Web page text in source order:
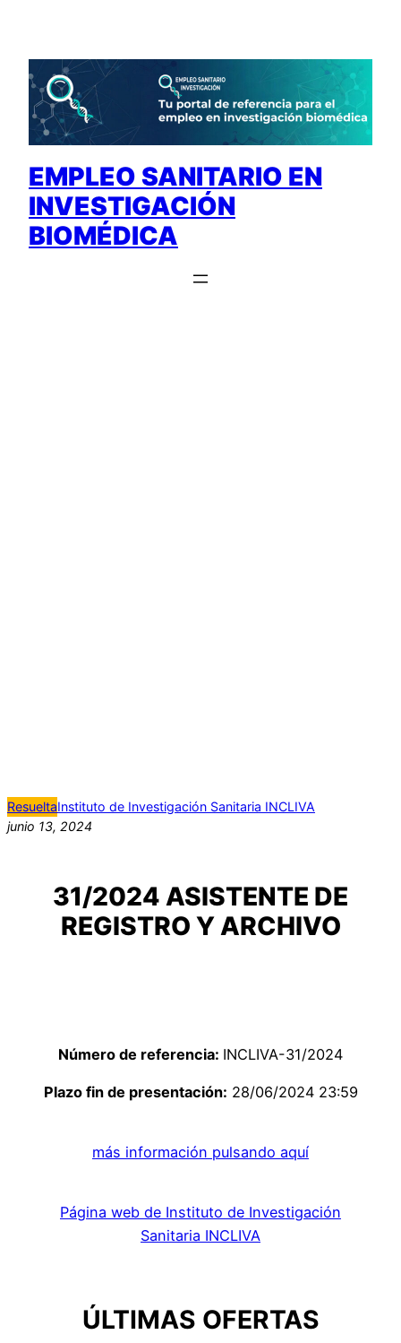
contenido
EMPLEO SANITARIO EN
INVESTIGACIÓN
BIOMÉDICA
ResueltaInstituto de Investigación Sanitaria INCLIVA
junio 13, 2024
31/2024 ASISTENTE DE
REGISTRO Y ARCHIVO
Número de referencia: INCLIVA-31/2024
Plazo fin de presentación: 28/06/2024 23:59
más información pulsando aquí
Página web de Instituto de Investigación
Sanitaria INCLIVA
ÚLTIMAS OFERTAS